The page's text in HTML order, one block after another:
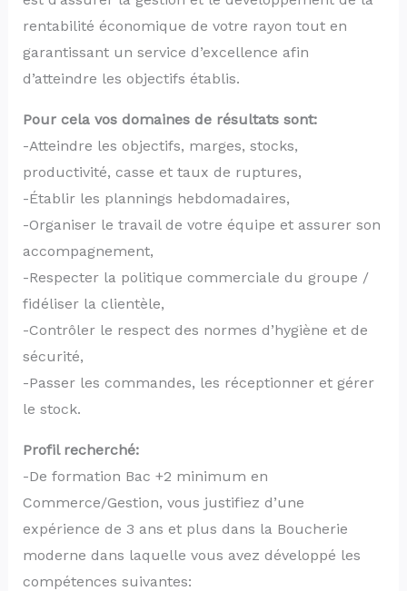
rentabilité économique de votre rayon tout en
garantissant un service d’excellence afin
d’atteindre les objectifs établis.
Pour cela vos domaines de résultats sont:
-Atteindre les objectifs, marges, stocks,
productivité, casse et taux de ruptures,
-Établir les plannings hebdomadaires,
-Organiser le travail de votre équipe et assurer son
accompagnement,
-Respecter la politique commerciale du groupe /
fidéliser la clientèle,
-Contrôler le respect des normes d’hygiène et de
sécurité,
-Passer les commandes, les réceptionner et gérer
le stock.
Profil recherché:
-De formation Bac +2 minimum en
Commerce/Gestion, vous justifiez d’une
expérience de 3 ans et plus dans la Boucherie
moderne dans laquelle vous avez développé les
compétences suivantes: